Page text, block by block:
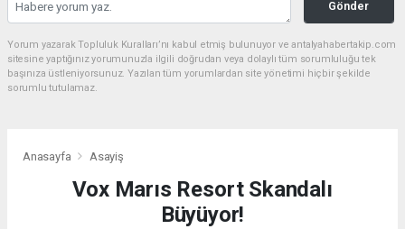
Gönder
Yorum yazarak Topluluk Kuralları’nı kabul etmiş bulunuyor ve antalyahabertakip.com
sitesine yaptığınız yorumunuzla ilgili doğrudan veya dolaylı tüm sorumluluğu tek
başınıza üstleniyorsunuz. Yazılan tüm yorumlardan site yönetimi hiçbir şekilde
sorumlu tutulamaz.
Anasayfa Asayiş
Vox Marıs Resort Skandalı
Büyüyor!